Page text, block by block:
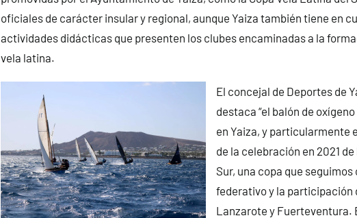
oficiales de carácter insular y regional, aunque Yaiza también tiene en
actividades didácticas que presenten los clubes encaminadas a la
vela latina.
El concejal de Deportes de
destaca “el balón de
en Yaiza, y particularmente
de la celebración en 2021
Sur, una copa que
federativo y la participación
Lanzarote y Fuerteventura.